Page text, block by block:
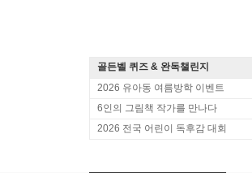
골든벨 퀴즈 & 완독챌린지
2026 유아동 여름방학 이벤트
6인의 그림책 작가를 만나다
2026 전국 어린이 독후감 대회